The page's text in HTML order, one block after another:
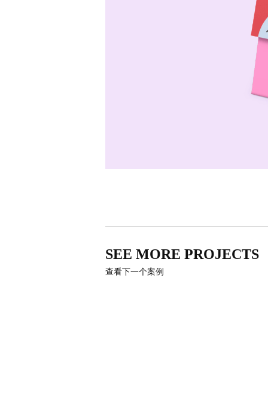
SEE MORE PROJECTS
查看下一个案例